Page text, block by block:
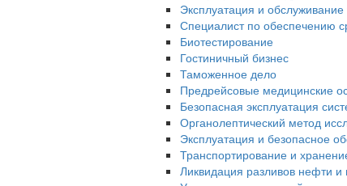
Эксплуатация и
Специалист по обеспечению
Биотестирование
Гостиничный бизнес
Таможенное дело
Предрейсовые медицинские
Безопасная эксплуатация
Органолептический метод
Эксплуатация и безопасное
Транспортирование и
Ликвидация разливов нефти